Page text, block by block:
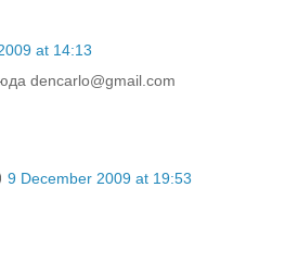
at 14:13
dencarlo@gmail.com
9 December 2009 at 19:53